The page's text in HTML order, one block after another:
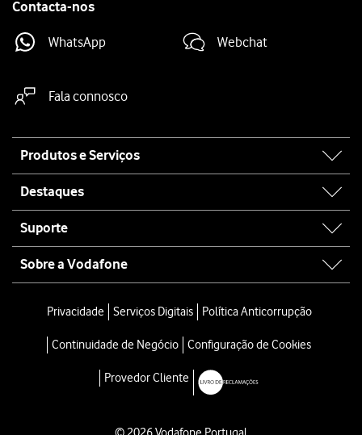
Contacta-nos
WhatsApp Webchat
Fala connosco
map
Produtos e Serviços
Destaques
Suporte
Sobre a Vodafone
Privacidade Serviços Digitais Política Anticorrupção
Continuidade de Negócio Configuração de Cookies
Provedor Cliente